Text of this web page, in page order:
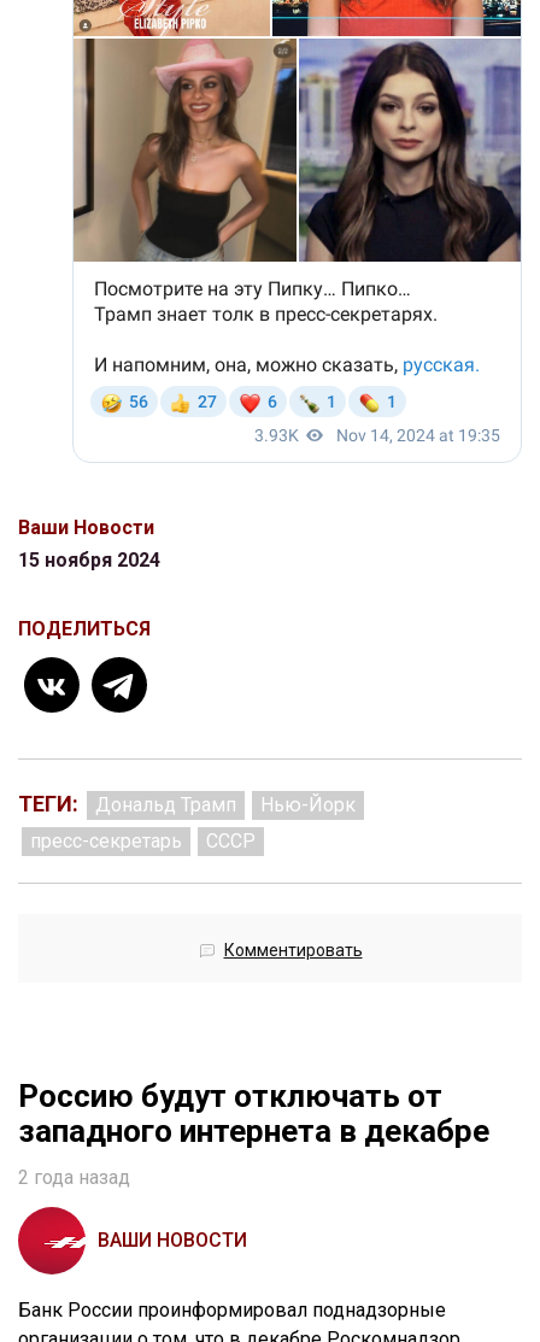
Ваши Новости
15 ноября 2024
ПОДЕЛИТЬСЯ
ТЕГИ: Дональд Трамп
Нью-Йорк
пресс-секретарь
СССР
Комментировать
Россию будут отключать от
западного интернета в декабре
2 года назад
ВАШИ НОВОСТИ
Банк России проинформировал поднадзорные